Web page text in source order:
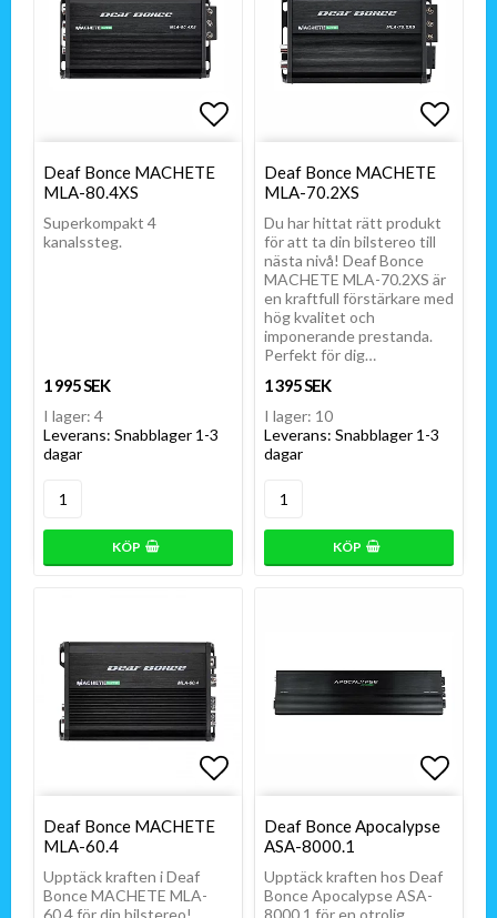
Lägg till i favoritlistan
Lägg till i favoritlistan
Deaf Bonce MACHETE
MLA-80.4XS
Superkompakt 4
kanalssteg.
1 995 SEK
I lager: 4
Leverans: Snabblager 1-3
dagar
KÖP
Lägg
Lägg
Deaf Bonce MACHETE
MLA-70.2XS
Du har hittat rätt produkt
för att ta din bilstereo till
nästa nivå! Deaf Bonce
MACHETE MLA-70.2XS är
en kraftfull förstärkare med
hög kvalitet och
imponerande prestanda.
Perfekt för dig…
1 395 SEK
I lager: 10
Leverans: Snabblager 1-3
dagar
KÖP
Lägg till i favoritlistan
Lägg till i favoritlistan
Deaf Bonce MACHETE
MLA-60.4
Upptäck kraften i Deaf
Bonce MACHETE MLA-
60.4 för din bilstereo!
Lägg
Lägg
Deaf Bonce Apocalypse
ASA-8000.1
Upptäck kraften hos Deaf
Bonce Apocalypse ASA-
8000.1 för en otrolig